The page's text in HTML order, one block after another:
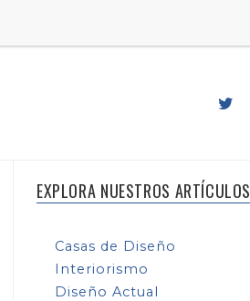
EXPLORA NUESTROS ARTÍCULOS
Casas de Diseño
Interiorismo
Diseño Actual